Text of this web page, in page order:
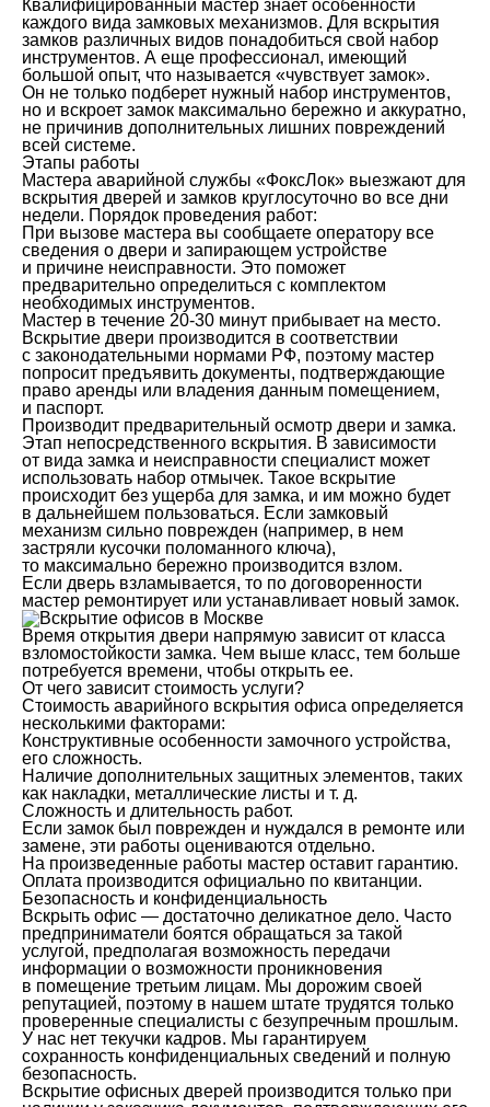
Квалифицированный мастер знает особенности
каждого вида замковых механизмов. Для вскрытия
замков различных видов понадобиться свой набор
инструментов. А еще профессионал, имеющий
большой опыт, что называется «чувствует замок».
Он не только подберет нужный набор инструментов,
но и вскроет замок максимально бережно и аккуратно,
не причинив дополнительных лишних повреждений
всей системе.
Этапы работы
Мастера аварийной службы «ФоксЛок» выезжают для
вскрытия дверей и замков круглосуточно во все дни
недели. Порядок проведения работ:
При вызове мастера вы сообщаете оператору все
сведения о двери и запирающем устройстве
и причине неисправности. Это поможет
предварительно определиться с комплектом
необходимых инструментов.
Мастер в течение 20-30 минут прибывает на место.
Вскрытие двери производится в соответствии
с законодательными нормами РФ, поэтому мастер
попросит предъявить документы, подтверждающие
право аренды или владения данным помещением,
и паспорт.
Производит предварительный осмотр двери и замка.
Этап непосредственного вскрытия. В зависимости
от вида замка и неисправности специалист может
использовать набор отмычек. Такое вскрытие
происходит без ущерба для замка, и им можно будет
в дальнейшем пользоваться. Если замковый
механизм сильно поврежден (например, в нем
застряли кусочки поломанного ключа),
то максимально бережно производится взлом.
Если дверь взламывается, то по договоренности
мастер ремонтирует или устанавливает новый замок.
Время открытия двери напрямую зависит от класса
взломостойкости замка. Чем выше класс, тем больше
потребуется времени, чтобы открыть ее.
От чего зависит стоимость услуги?
Стоимость аварийного вскрытия офиса определяется
несколькими факторами:
Конструктивные особенности замочного устройства,
его сложность.
Наличие дополнительных защитных элементов, таких
как накладки, металлические листы и т. д.
Сложность и длительность работ.
Если замок был поврежден и нуждался в ремонте или
замене, эти работы оцениваются отдельно.
На произведенные работы мастер оставит гарантию.
Оплата производится официально по квитанции.
Безопасность и конфиденциальность
Вскрыть офис — достаточно деликатное дело. Часто
предприниматели боятся обращаться за такой
услугой, предполагая возможность передачи
информации о возможности проникновения
в помещение третьим лицам. Мы дорожим своей
репутацией, поэтому в нашем штате трудятся только
проверенные специалисты с безупречным прошлым.
У нас нет текучки кадров. Мы гарантируем
сохранность конфиденциальных сведений и полную
безопасность.
Вскрытие офисных дверей производится только при